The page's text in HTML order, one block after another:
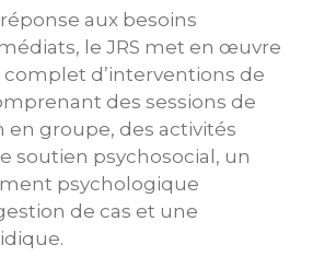
aux besoins
le JRS met en œuvre
d’interventions de
des sessions de
en groupe, des activités
soutien psychosocial, un
psychologique
de cas et une